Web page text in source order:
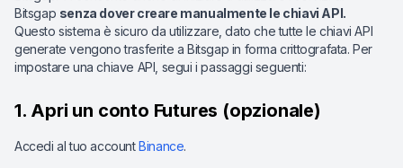
Bitsgap senza dover creare manualmente le chiavi API.
Questo sistema è sicuro da utilizzare, dato che tutte le chiavi API
generate vengono trasferite a Bitsgap in forma crittografata. Per
impostare una chiave API, segui i passaggi seguenti:
1. Apri un conto Futures (opzionale)
Accedi al tuo accountBinance.